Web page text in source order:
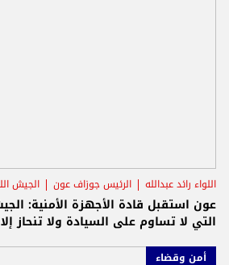
اللواء رائد عبدالله الرئيس جوزاف عون الجيش
عون استقبل قادة الأجهزة الأمنية:
التي لا تساوم على السيادة ولا تنحاز
أمن وقضاء